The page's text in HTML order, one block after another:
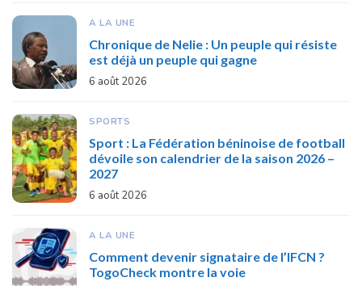
A LA UNE
Chronique de Nelie : Un peuple qui résiste
est déjà un peuple qui gagne
6 août 2026
SPORTS
Sport : La Fédération béninoise de football
dévoile son calendrier de la saison 2026 –
2027
6 août 2026
A LA UNE
Comment devenir signataire de l’IFCN ?
TogoCheck montre la voie